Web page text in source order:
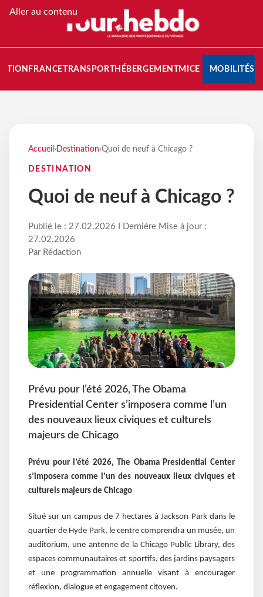
Aller au contenu
FRANCETRANSPORT HÉBERGEMENTMICE MOBILITÉS
Accueil › Destination›Quoi de neuf à Chicago ?
DESTINATION
Quoi de neuf à Chicago ?
Publié le : 27.02.2026 I Dernière Mise à jour :
27.02.2026
Par Rédaction
Prévu pour l’été 2026, The Obama
Presidential Center s’imposera comme l’un
des nouveaux lieux civiques et culturels
majeurs de Chicago
Prévu pour l’été 2026, The Obama Presidential Center
s’imposera comme l’un des nouveaux lieux civiques et
culturels majeurs de Chicago
Situé sur un campus de 7 hectares à Jackson Park dans le
quartier de Hyde Park, le centre comprendra un musée, un
auditorium, une antenne de la Chicago Public Library, des
espaces communautaires et sportifs, des jardins paysagers
et une programmation annuelle visant à encourager
réflexion, dialogue et engagement citoyen.